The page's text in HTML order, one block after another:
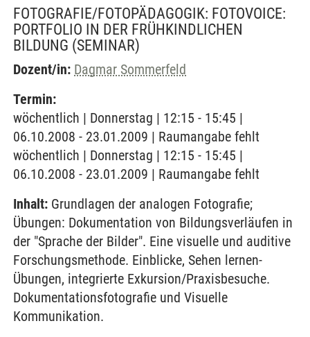
FOTOGRAFIE/FOTOPÄDAGOGIK: FOTOVOICE:
PORTFOLIO IN DER FRÜHKINDLICHEN
BILDUNG (SEMINAR)
Dozent/in: Dagmar Sommerfeld
Termin:
wöchentlich | Donnerstag | 12:15 - 15:45 |
06.10.2008 - 23.01.2009 | Raumangabe fehlt
wöchentlich | Donnerstag | 12:15 - 15:45 |
06.10.2008 - 23.01.2009 | Raumangabe fehlt
Inhalt: Grundlagen der analogen Fotografie;
Übungen: Dokumentation von Bildungsverläufen in
der "Sprache der Bilder". Eine visuelle und auditive
Forschungsmethode. Einblicke, Sehen lernen-
Übungen, integrierte Exkursion/Praxisbesuche.
Dokumentationsfotografie und Visuelle
Kommunikation.